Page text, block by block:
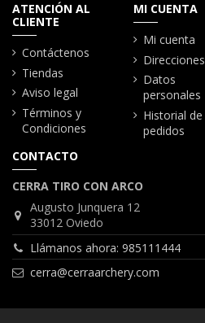
ATENCIÓN AL
CLIENTE
Contáctenos
Tiendas
Aviso legal
Términos y
Condiciones
MI CUENTA
Mi cuenta
Direcciones
Datos
personales
Historial de
pedidos
CONTACTO
CERRA TIRO CON ARCO
Augusto Junquera 12
33012 Oviedo
Llámanos ahora: 985111444
cerra@cerraarchery.com